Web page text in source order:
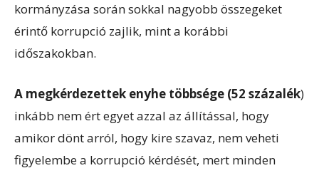
kormányzása során sokkal nagyobb összegeket
érintő korrupció zajlik, mint a korábbi
időszakokban.
A megkérdezettek enyhe többsége (52 százalék)
inkább nem ért egyet azzal az állítással, hogy
amikor dönt arról, hogy kire szavaz, nem veheti
figyelembe a korrupció kérdését, mert minden